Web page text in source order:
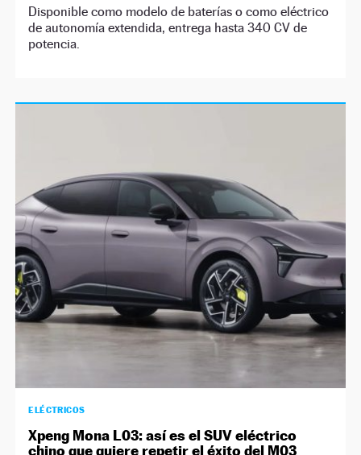
Disponible como modelo de baterías o como eléctrico
de autonomía extendida, entrega hasta 340 CV de
potencia.
ELÉCTRICOS
Xpeng Mona L03: así es el SUV eléctrico
chino que quiere repetir el éxito del M03